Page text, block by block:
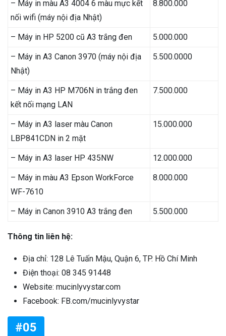
– Máy in màu A3 4004 6 màu mực kết
nối wifi (máy nội địa Nhật)
8.800.000
– Máy in HP 5200 cũ A3 trắng đen 5.000.000
– Máy in A3 Canon 3970 (máy nội địa
Nhật)
5.500.0000
– Máy in A3 HP M706N in trắng đen
kết nối mạng LAN
7.500.000
– Máy in A3 laser màu Canon
LBP841CDN in 2 mặt
15.000.000
– Máy in A3 laser HP 435NW 12.000.000
– Máy in màu A3 Epson WorkForce
WF-7610
8.000.000
– Máy in Canon 3910 A3 trắng đen 5.500.000
Thông tin liên hệ:
Địa chỉ: 128 Lê Tuấn Mậu, Quận 6, TP. Hồ Chí Minh
Điện thoại: 08 345 91448
Website: mucinlyvystar.com
Facebook: FB.com/mucinlyvystar
#05